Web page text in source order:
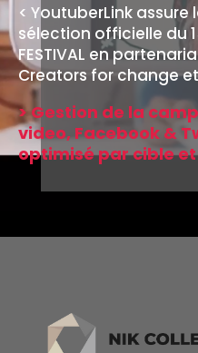
< YoutuberLink
sélection officielle du
FESTIVAL en
Creators for change
> Gestion de la
video, Facebook &
optimisé par cible